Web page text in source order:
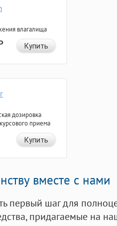
влагалища
Купить
дозировка
приема
Купить
вместе с нами
первый шаг для
придагаемые на